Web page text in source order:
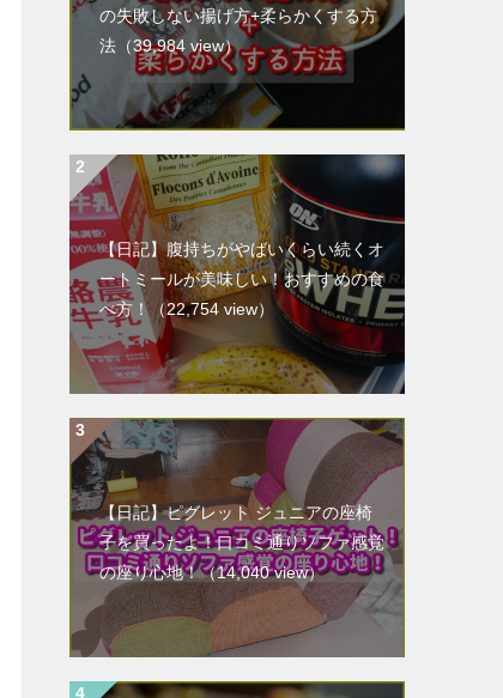
の失敗しない揚げ方+柔らかくする方
法 （39,984 view）
【日記】腹持ちがやばいくらい続くオ
ートミールが美味しい！おすすめの食
べ方！ （22,754 view）
【日記】ピグレット ジュニアの座椅
子を買ったよ！口コミ通りソファ感覚
の座り心地！（14,040 view）